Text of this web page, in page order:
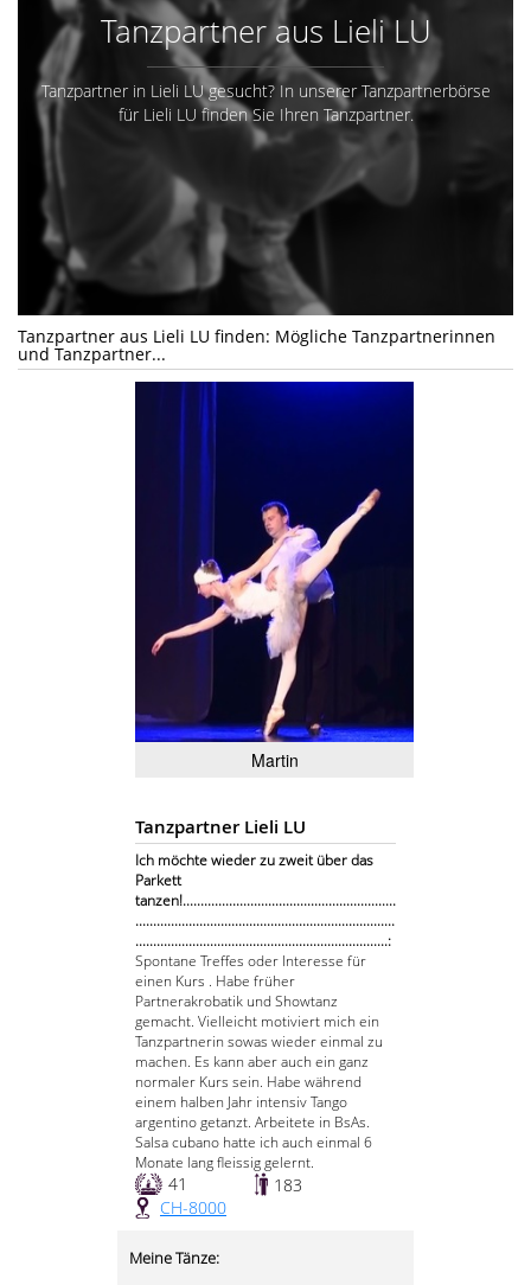
Tanzpartner aus Lieli LU
Tanzpartner in Lieli LU gesucht? In unserer Tanzpartnerbörse
für Lieli LU finden Sie Ihren Tanzpartner.
Tanzpartner aus Lieli LU finden: Mögliche Tanzpartnerinnen
und Tanzpartner...
Martin
Tanzpartner Lieli LU
Ich möchte wieder zu zweit über das
Parkett
tanzen!............................................................
.........................................................................
.......................................................................:
Spontane Treffes oder Interesse für
einen Kurs . Habe früher
Partnerakrobatik und Showtanz
gemacht. Vielleicht motiviert mich ein
Tanzpartnerin sowas wieder einmal zu
machen. Es kann aber auch ein ganz
normaler Kurs sein. Habe während
einem halben Jahr intensiv Tango
argentino getanzt. Arbeitete in BsAs.
Salsa cubano hatte ich auch einmal 6
Monate lang fleissig gelernt.
41
183
CH-8000
Meine Tänze: